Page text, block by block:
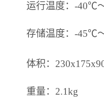
运行温度： -40℃
存储温度： -45℃
体积：
重量： 2.1kg